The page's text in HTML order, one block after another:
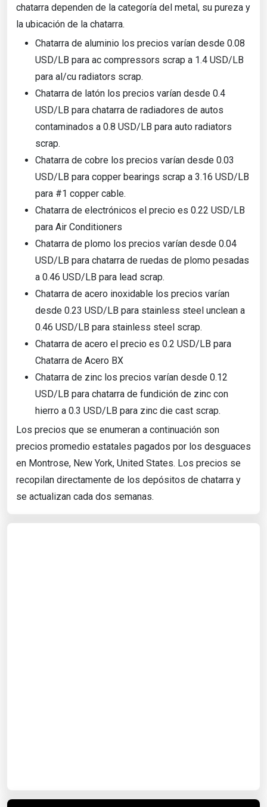
chatarra dependen de la categoría del metal, su pureza y
la ubicación de la chatarra.
Chatarra de aluminio los precios varían desde 0.08
USD/LB para ac compressors scrap a 1.4 USD/LB
para al/cu radiators scrap.
Chatarra de latón los precios varían desde 0.4
USD/LB para chatarra de radiadores de autos
contaminados a 0.8 USD/LB para auto radiators
scrap.
Chatarra de cobre los precios varían desde 0.03
USD/LB para copper bearings scrap a 3.16 USD/LB
para #1 copper cable.
Chatarra de electrónicos el precio es 0.22 USD/LB
para Air Conditioners
Chatarra de plomo los precios varían desde 0.04
USD/LB para chatarra de ruedas de plomo pesadas
a 0.46 USD/LB para lead scrap.
Chatarra de acero inoxidable los precios varían
desde 0.23 USD/LB para stainless steel unclean a
0.46 USD/LB para stainless steel scrap.
Chatarra de acero el precio es 0.2 USD/LB para
Chatarra de Acero BX
Chatarra de zinc los precios varían desde 0.12
USD/LB para chatarra de fundición de zinc con
hierro a 0.3 USD/LB para zinc die cast scrap.
Los precios que se enumeran a continuación son
precios promedio estatales pagados por los desguaces
en Montrose, New York, United States. Los precios se
recopilan directamente de los depósitos de chatarra y
se actualizan cada dos semanas.